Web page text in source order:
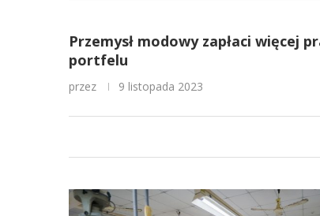
Przemysł modowy zapłaci więcej
portfelu
przez 9 listopada 2023